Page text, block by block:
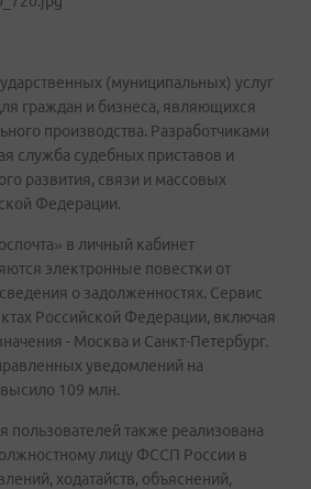
(муниципальных) услуг
граждан и бизнеса, являющихся
производства. Разработчиками
служба судебных приставов и
развития, связи и массовых
Федерации.
в личный кабинет
электронные повестки от
о задолженностях. Сервис
Российской Федерации, включая
- Москва и Санкт-Петербург.
уведомлений на
109 млн.
пользователей также реализована
лицу ФССП России в
ходатайств, объяснений,